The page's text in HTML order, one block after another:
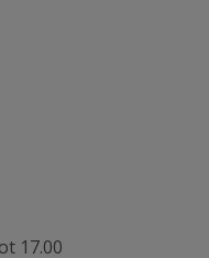
17.00